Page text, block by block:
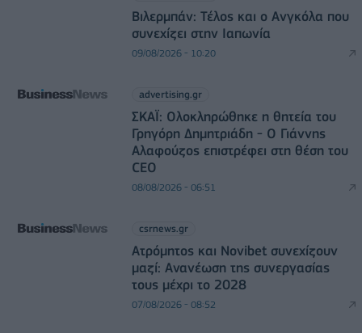
Βιλερμπάν: Τέλος και ο Ανγκόλα που
συνεχίζει στην Ιαπωνία
09/08/2026 - 10:20
advertising.gr
ΣΚΑΪ: Ολοκληρώθηκε η θητεία του
Γρηγόρη Δημητριάδη - Ο Γιάννης
Αλαφούζος επιστρέφει στη θέση του
CEO
08/08/2026 - 06:51
csrnews.gr
Ατρόμητος και Novibet συνεχίζουν
μαζί: Ανανέωση της συνεργασίας
τους μέχρι το 2028
07/08/2026 - 08:52